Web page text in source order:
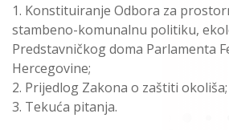
Konstituiranje Odbora za
stambeno-komunalnu politiku,
Predstavničkog doma Parlamenta
Hercegovine;
Prijedlog Zakona o zaštiti okoliša;
Tekuća pitanja.